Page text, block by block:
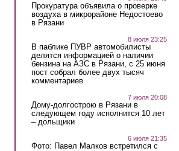
Прокуратура объявила о проверке
воздуха в микрорайоне Недостоево
в Рязани
8 июля 23:25
В паблике ПУВР автомобилисты
делятся информацией о наличии
бензина на АЗС в Рязани, с 25 июня
пост собрал более двух тысяч
комментариев
7 июля 20:08
Дому-долгострою в Рязани в
следующем году исполнится 10 лет
– дольщики
6 июля 21:35
Фото: Павел Малков встретился с